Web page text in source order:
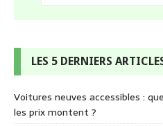
LES 5 DERNIERS
Voitures neuves accessibles :
les prix montent ?